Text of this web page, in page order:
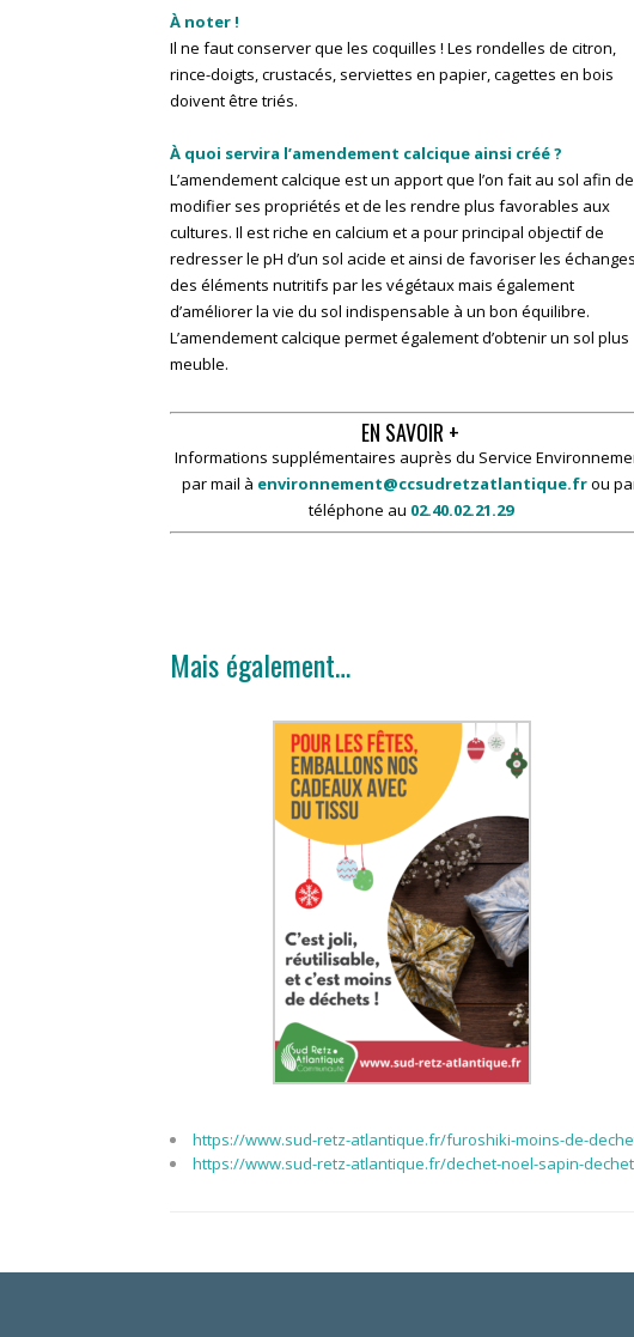
À noter !
Il ne faut conserver que les coquilles ! Les rondelles de citron,
rince-doigts, crustacés, serviettes en papier, cagettes en bois
doivent être triés.
À quoi servira l’amendement calcique ainsi créé ?
L’amendement calcique est un apport que l’on fait au sol afin de
modifier ses propriétés et de les rendre plus favorables aux
cultures. Il est riche en calcium et a pour principal objectif de
redresser le pH d’un sol acide et ainsi de favoriser les échanges
des éléments nutritifs par les végétaux mais également
d’améliorer la vie du sol indispensable à un bon équilibre.
L’amendement calcique permet également d’obtenir un sol plus
meuble.
EN SAVOIR +
Informations supplémentaires auprès du Service
par mail à environnement@ccsudretzatlantique.frou
téléphone au 02.40.02.21.29
Mais également…
https://www.sud-retz-atlantique.fr/furoshiki-moins-de-
https://www.sud-retz-atlantique.fr/dechet-noel-sapin-